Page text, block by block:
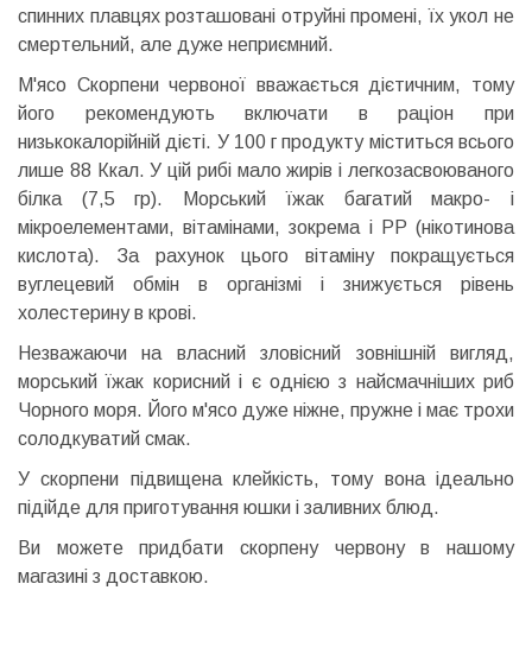
спинних плавцях розташовані отруйні промені, їх укол не
смертельний, але дуже неприємний.
М'ясо Скорпени червоної вважається дієтичним, тому
його рекомендують включати в раціон при
низькокалорійній дієті. У 100 г продукту міститься всього
лише 88 Ккал. У цій рибі мало жирів і легкозасвоюваного
білка (7,5 гр). Морський їжак багатий макро- і
мікроелементами, вітамінами, зокрема і РР (нікотинова
кислота). За рахунок цього вітаміну покращується
вуглецевий обмін в організмі і знижується рівень
холестерину в крові.
Незважаючи на власний зловісний зовнішній вигляд,
морський їжак корисний і є однією з найсмачніших риб
Чорного моря. Його м'ясо дуже ніжне, пружне і має трохи
солодкуватий смак.
У скорпени підвищена клейкість, тому вона ідеально
підійде для приготування юшки і заливних блюд.
Ви можете придбати скорпену червону в нашому
магазині з доставкою.